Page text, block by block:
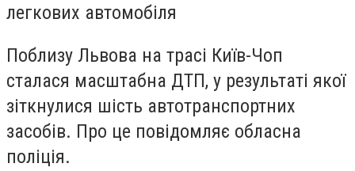
легкових автомобіля
Поблизу Львова на трасі Київ-Чоп
сталася масштабна ДТП, у результаті якої
зіткнулися шість автотранспортних
засобів. Про це повідомляє обласна
поліція.